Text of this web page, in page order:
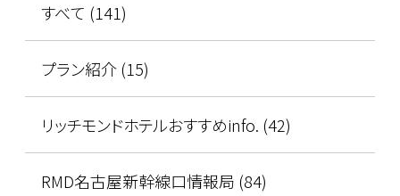
すべて (141)
プラン紹介 (15)
リッチモンドホテルおすすめinfo. (42)
RMD名古屋新幹線口情報局 (84)